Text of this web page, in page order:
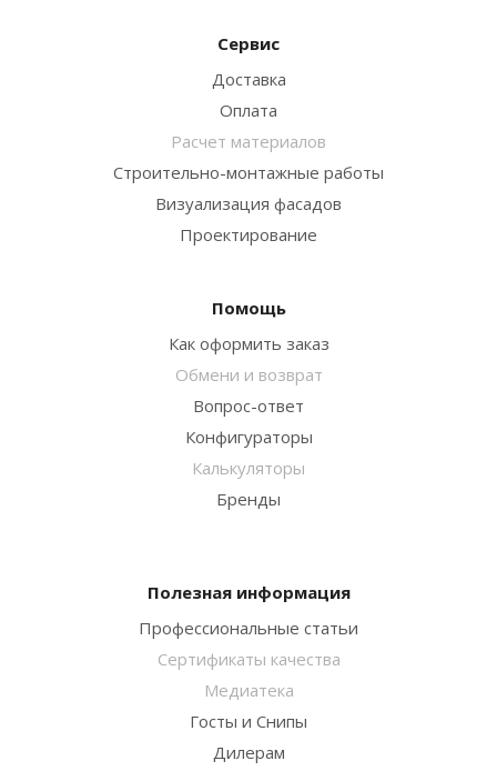
Сервис
Доставка
Оплата
Расчет материалов
Строительно-монтажные работы
Визуализация фасадов
Проектирование
Помощь
Как оформить заказ
Обмени и возврат
Вопрос-ответ
Конфигураторы
Калькуляторы
Бренды
Полезная информация
Профессиональные статьи
Сертификаты качества
Медиатека
Госты и Снипы
Дилерам